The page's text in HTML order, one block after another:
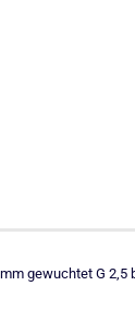
gewuchtet G